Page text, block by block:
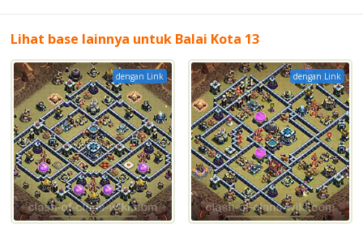
Lihat base lainnya untuk Balai Kota 13
dengan Link dengan Link